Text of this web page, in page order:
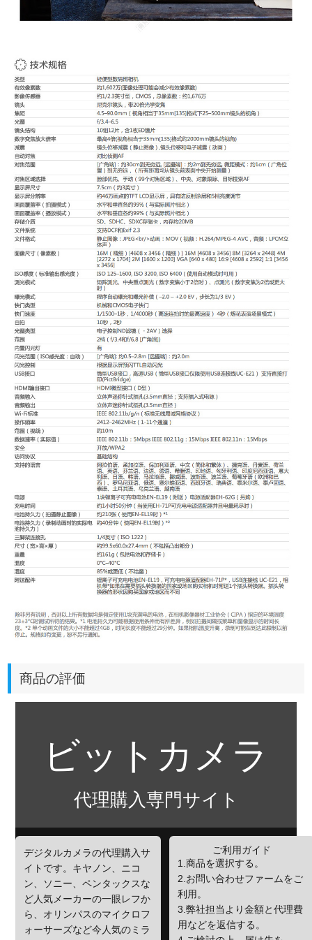
商品の評価
ビットカメラ
代理購入専門サイト
デジタルカメラの代理購入サ
イトです。キヤノン、ニコ
ン、ソニー、ペンタックスな
ど人気メーカーの一眼レフか
ら、オリンパスのマイクロフ
ォーサーズなど今人気のミラ
ご利用ガイド
1.商品を選択する。
2.お問い合わせファームをご
利用。
3.弊社担当より金額と代理費
用などを返信する。